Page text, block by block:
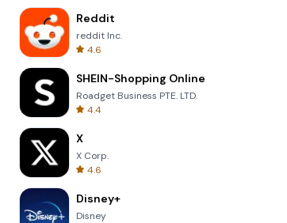
Reddit
reddit Inc.
4.6
SHEIN-Shopping Online
Roadget Business PTE. LTD.
4.4
X
X Corp.
4.6
Disney+
Disney